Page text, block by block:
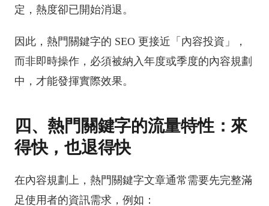
定，熱度卻已開始消退。
因此，熱門關鍵字的 SEO 更接近「內容投資」，
而非即時操作，必須被納入年度或季度的內容規劃
中，才能發揮實際效果。
四、熱門關鍵字的流量特性：來
得快，也退得快
在內容規劃上，熱門關鍵字文章通常需要先完整滿
足使用者的資訊需求，例如：